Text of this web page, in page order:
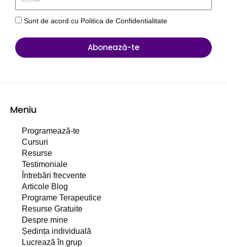
Sunt de acord cu Politica de Confidentialitate
Abonează-te
Meniu
Programează-te
Cursuri
Resurse
Testimoniale
Întrebări frecvente
Articole Blog
Programe Terapeutice
Resurse Gratuite
Despre mine
Ședința individuală
Lucrează în grup